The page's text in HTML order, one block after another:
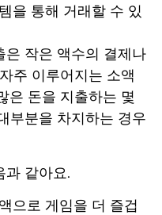
을 통해 거래할 수 있
은 작은 액수의 결제나
주 이루어지는 소액
은 돈을 지출하는 몇
부분을 차지하는 경우
과 같아요.
으로 게임을 더 즐겁